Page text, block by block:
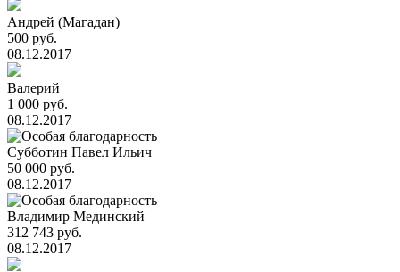
Андрей (Магадан)
500 руб.
08.12.2017
Валерий
1 000 руб.
08.12.2017
Субботин Павел Ильич
50 000 руб.
08.12.2017
Владимир Мединский
312 743 руб.
08.12.2017